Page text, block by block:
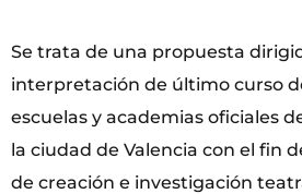
Se trata de una propuesta
interpretación de último curso
escuelas y academias oficiales
la ciudad de Valencia con el fin
de creación e investigación